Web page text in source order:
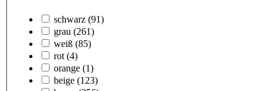
schwarz (91)
grau (261)
weiß (85)
rot (4)
orange (1)
beige (123)